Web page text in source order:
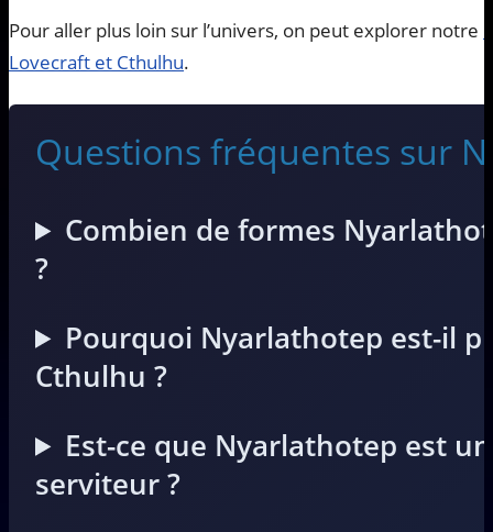
Pour aller plus loin sur l’univers, on peut explorer notre
Lovecraft et Cthulhu.
Questions fréquentes sur
Combien de formes
?
Pourquoi Nyarlathotep est-il
Cthulhu ?
Est-ce que Nyarlathotep est
serviteur ?